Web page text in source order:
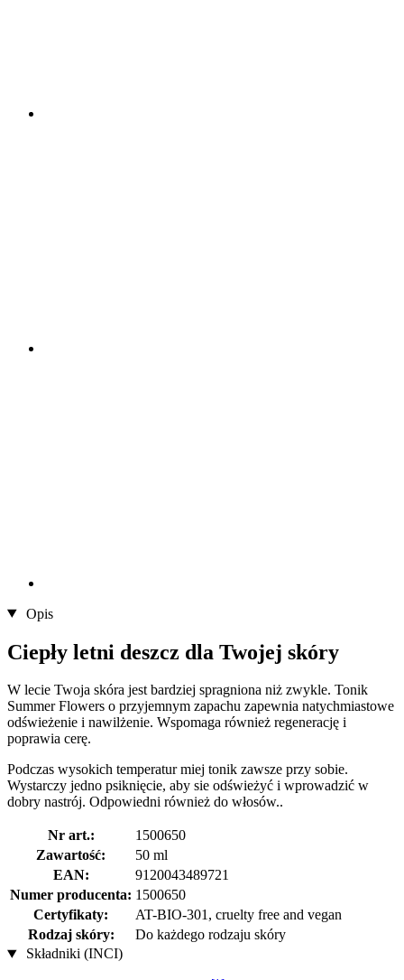
Opis
Ciepły letni deszcz dla Twojej skóry
W lecie Twoja skóra jest bardziej spragniona niż zwykle. Tonik
Summer Flowers o przyjemnym zapachu zapewnia natychmiastowe
odświeżenie i nawilżenie. Wspomaga również regenerację i
poprawia cerę.
Podczas wysokich temperatur miej tonik zawsze przy sobie.
Wystarczy jedno psiknięcie, aby sie odświeżyć i wprowadzić w
dobry nastrój. Odpowiedni również do włosów..
Nr art.:
1500650
Zawartość:
50 ml
EAN:
9120043489721
Numer producenta: 1500650
Certyfikaty:
AT-BIO-301, cruelty free and vegan
Rodzaj skóry:
Do każdego rodzaju skóry
Składniki (INCI)